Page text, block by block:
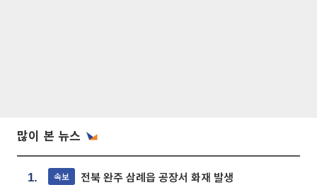
많이 본 뉴스
1. 속보 전북 완주 삼례읍 공장서 화재 발생